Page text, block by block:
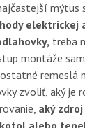
mýtus
elektrickej
treba
montáže
remeslá
zvoliť, aký je
aký